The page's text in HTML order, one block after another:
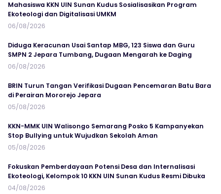
Mahasiswa KKN UIN Sunan Kudus Sosialisasikan Program
Ekoteologi dan Digitalisasi UMKM
06/08/2026
Diduga Keracunan Usai Santap MBG, 123 Siswa dan Guru
SMPN 2 Jepara Tumbang, Dugaan Mengarah ke Daging
06/08/2026
BRIN Turun Tangan Verifikasi Dugaan Pencemaran Batu Bara
di Perairan Mororejo Jepara
05/08/2026
KKN-MMK UIN Walisongo Semarang Posko 5 Kampanyekan
Stop Bullying untuk Wujudkan Sekolah Aman
05/08/2026
Fokuskan Pemberdayaan Potensi Desa dan Internalisasi
Ekoteologi, Kelompok 10 KKN UIN Sunan Kudus Resmi Dibuka
04/08/2026